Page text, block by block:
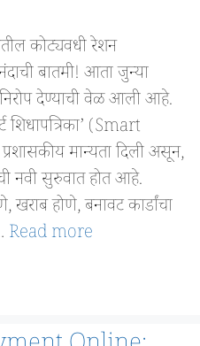
कोट्यवधी रेशन
बातमी! आता जुन्या
देण्याची वेळ आली आहे.
शिधापत्रिका’ (Smart
मान्यता दिली असून,
नवी सुरुवात होत आहे.
खराब होणे, बनावट कार्डांचा
Read more